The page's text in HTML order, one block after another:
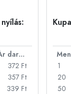
Ár darabonként
372 Ft
357 Ft
339 Ft
1
20
50